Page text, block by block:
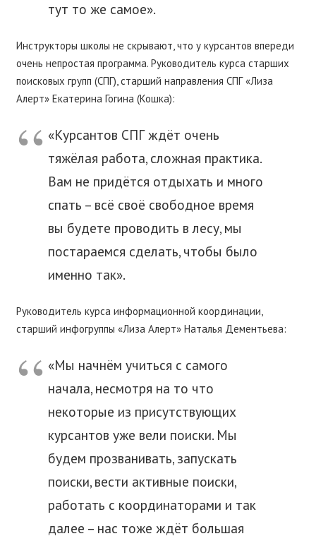
тут то же самое».
Инструкторы школы не скрывают, что у курсантов впереди
очень непростая программа. Руководитель курса старших
поисковых групп (СПГ), старший направления СПГ «Лиза
Алерт» Екатерина Гогина (Кошка):
«Курсантов СПГ ждёт очень
тяжёлая работа, сложная практика.
Вам не придётся отдыхать и много
спать – всё своё свободное время
вы будете проводить в лесу, мы
постараемся сделать, чтобы было
именно так».
Руководитель курса информационной координации,
старший инфогруппы «Лиза Алерт» Наталья Дементьева:
«Мы начнём учиться с самого
начала, несмотря на то что
некоторые из присутствующих
курсантов уже вели поиски. Мы
будем прозванивать, запускать
поиски, вести активные поиски,
работать с координаторами и так
далее – нас тоже ждёт большая